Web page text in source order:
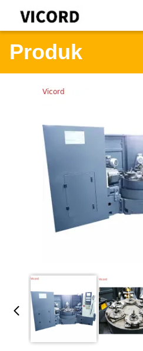
Produk